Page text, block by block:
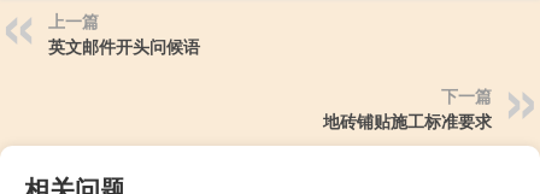
上一篇
英文邮件开头问候语
下一篇
地砖铺贴施工标准要求